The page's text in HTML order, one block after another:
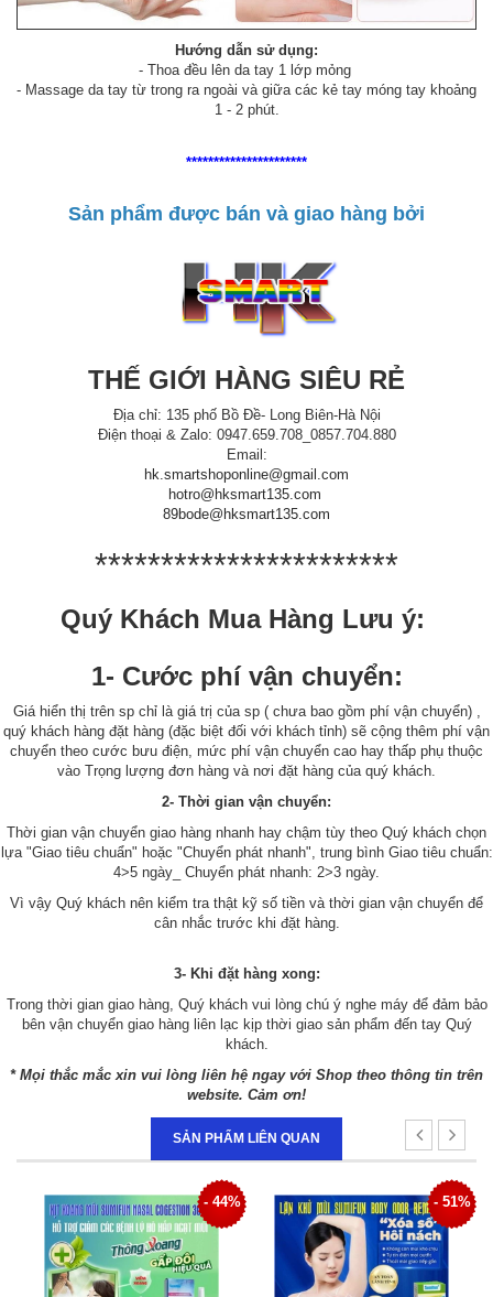
Hướng dẫn sử dụng:
- Thoa đều lên da tay 1 lớp mỏng
- Massage da tay từ trong ra ngoài và giữa các kẻ tay móng tay khoảng
1 - 2 phút.
**********************
Sản phẩm được bán và giao hàng bởi
THẾ GIỚI HÀNG SIÊU RẺ
Địa chỉ: 135 phố Bồ Đề- Long Biên-Hà Nội
Điện thoại & Zalo: 0947.659.708_0857.704.880
Email:
hk.smartshoponline@gmail.com
hotro@hksmart135.com
89bode@hksmart135.com
***********************
Quý Khách Mua Hàng Lưu ý:
1- Cước phí vận chuyển:
Giá hiển thị trên sp chỉ là giá trị của sp ( chưa bao gồm phí vận chuyển) ,
quý khách hàng đặt hàng (đặc biệt đối với khách tỉnh) sẽ cộng thêm phí vận
chuyển theo cước bưu điện, mức phí vận chuyển cao hay thấp phụ thuộc
vào Trọng lượng đơn hàng và nơi đặt hàng của quý khách.
2- Thời gian vận chuyển:
Thời gian vận chuyển giao hàng nhanh hay chậm tùy theo Quý khách chọn
lựa "Giao tiêu chuẩn" hoặc "Chuyển phát nhanh", trung bình Giao tiêu chuẩn:
4>5 ngày_ Chuyển phát nhanh: 2>3 ngày.
Vì vậy Quý khách nên kiểm tra thật kỹ số tiền và thời gian vận chuyển để
cân nhắc trước khi đặt hàng.
3- Khi đặt hàng xong:
Trong thời gian giao hàng, Quý khách vui lòng chú ý nghe máy để đảm bảo
bên vận chuyển giao hàng liên lạc kịp thời giao sản phẩm đến tay Quý
khách.
* Mọi thắc mắc xin vui lòng liên hệ ngay với Shop theo thông tin trên
website. Cảm ơn!
SẢN PHẨM LIÊN QUAN
- 51% - 34%